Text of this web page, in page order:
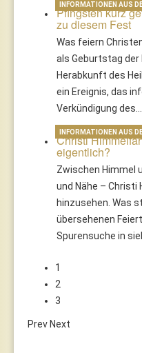
Pfingsten kurz
zu diesem Fest
Was feiern
als Geburtstag der
Herabkunft des
ein Ereignis, das
Verkündigung des…
INFORMATIONEN AUS
Christi
eigentlich?
Zwischen Himmel
und Nähe – Christi
hinzusehen. Was
übersehenen
Spurensuche in
INFORMATIONEN AUS
1
2
3
Prev Next